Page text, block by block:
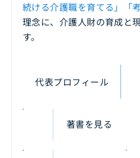
続ける介護職を育てる」「
理念に、介護人財の育成と
す。
代表プロフィール
著書を見る